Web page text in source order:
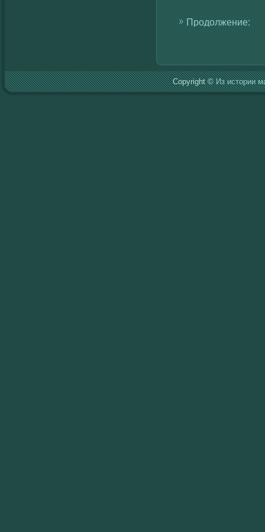
Продолжение:
Copyright ©Из истории